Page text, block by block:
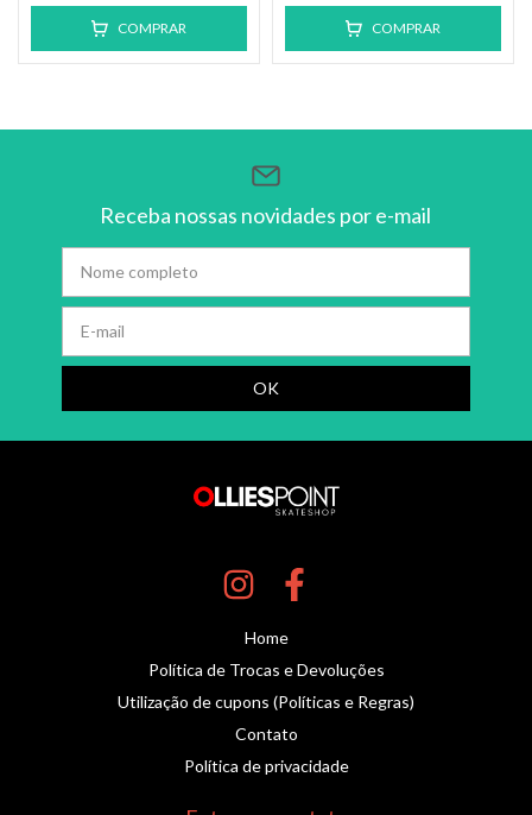
COMPRAR COMPRAR
Receba nossas novidades por e-mail
Home
Política de Trocas e Devoluções
Utilização de cupons (Políticas e Regras)
Contato
Política de privacidade